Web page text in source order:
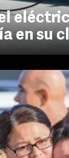
en su